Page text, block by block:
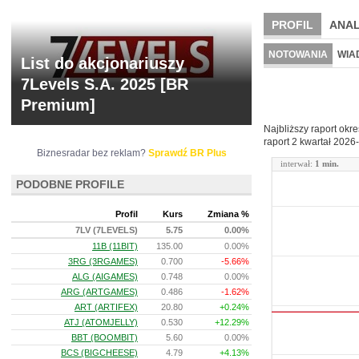
PROFIL
BR LAB
NOTOWANIA
Najbliższy raport
raport 2 kwartał
interwał: 1 min.
List do akcjonariuszy
7Levels S.A. 2025 [BR
Premium]
Biznesradar bez reklam? Sprawdź BR Plus
PODOBNE PROFILE
Profil Kurs
Zmiana %
7LV (7LEVELS)
5.75
0.00%
11B (11BIT)
135.00
0.00%
3RG (3RGAMES)
0.700
-5.66%
ALG (AIGAMES)
0.748
0.00%
ARG (ARTGAMES)
0.486
-1.62%
ART (ARTIFEX)
20.80
+0.24%
ATJ (ATOMJELLY)
0.530
+12.29%
BBT (BOOMBIT)
5.60
0.00%
BCS (BIGCHEESE)
4.79 +4.13%